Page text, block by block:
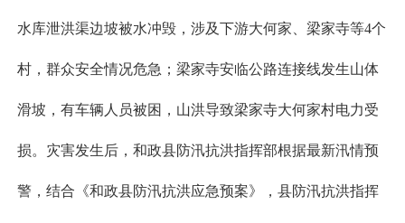
水库泄洪渠边坡被水冲毁，涉及下游大何家、梁家寺等4个
村，群众安全情况危急；梁家寺安临公路连接线发生山体
滑坡，有车辆人员被困，山洪导致梁家寺大何家村电力受
损。灾害发生后，和政县防汛抗洪指挥部根据最新汛情预
警，结合《和政县防汛抗洪应急预案》，县防汛抗洪指挥